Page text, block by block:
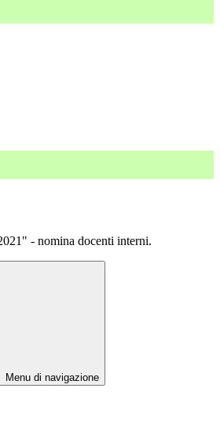
- nomina docenti interni.
Menu di navigazione